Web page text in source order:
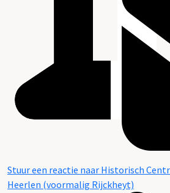
Stuur een reactie naar Historisch
Heerlen (voormalig Rijckheyt)